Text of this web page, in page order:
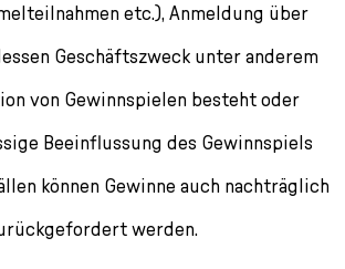
etc.), Anmeldung über
Geschäftszweck unter anderem
von Gewinnspielen besteht oder
Beeinflussung des Gewinnspiels
können Gewinne auch nachträglich
werden.